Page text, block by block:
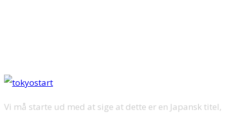
Vi må starte ud med at sige at dette er en Japansk titel,